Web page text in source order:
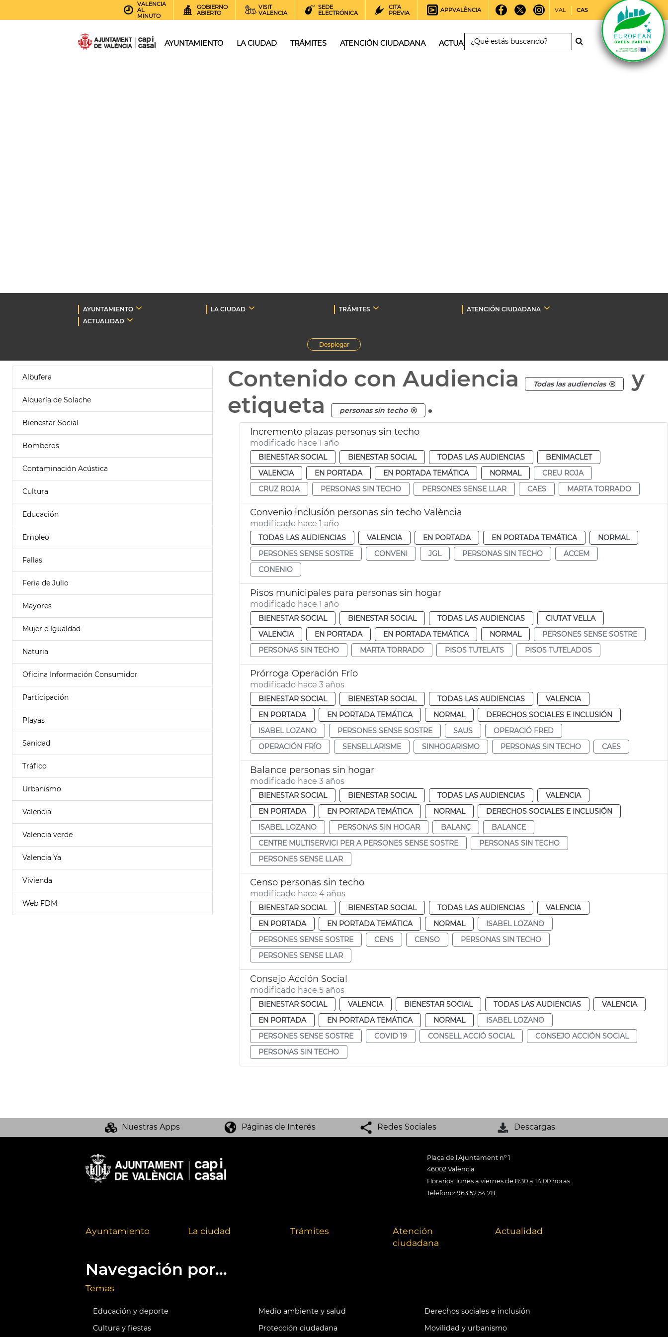
VALENCIA
AL
MINUTO
GOBIERNO
ABIERTO
VISIT
VALENCIA
SEDE
ELECTRÓNICA
CITA
PREVIA
APPVALÈNCIA VAL CAS
AYUNTAMIENTO LA CIUDAD TRÁMITES ATENCIÓN CIUDADANA ACTUALIDAD
AYUNTAMIENTO LA CIUDAD TRÁMITES
ATENCIÓN CIUDADANA
ACTUALIDAD
Desplegar
Albufera
Alquería de Solache
Bienestar Social
Bomberos
Contaminación Acústica
Cultura
Educación
Empleo
Fallas
Feria de Julio
Mayores
Mujer e Igualdad
Naturia
Oficina Información Consumidor
Participación
Playas
Sanidad
Tráfico
Urbanismo
Valencia
Valencia verde
Valencia Ya
Vivienda
Web FDM
Contenido con Audiencia Todas las audiencias
y
etiqueta
personas sin techo .
Incremento plazas personas sin techo
modificado hace 1 año
BIENESTAR SOCIAL BIENESTAR SOCIAL TODAS LAS AUDIENCIAS
BENIMACLET
VALENCIA
EN PORTADA EN PORTADA TEMÁTICA NORMAL
CREU ROJA
CRUZ ROJA
PERSONAS SIN TECHO PERSONES SENSE LLAR CAES MARTA TORRADO
Convenio inclusión personas sin techo València
modificado hace 1 año
TODAS LAS AUDIENCIAS VALENCIA EN PORTADA EN PORTADA TEMÁTICA
NORMAL
PERSONES SENSE SOSTRE
CONVENI JGL PERSONAS SIN TECHO
ACCEM
CONENIO
Pisos municipales para personas sin hogar
modificado hace 1 año
BIENESTAR SOCIAL BIENESTAR SOCIAL TODAS LAS AUDIENCIAS
CIUTAT VELLA
VALENCIA
EN PORTADA EN PORTADA TEMÁTICA NORMAL
PERSONES SENSE SOSTRE
PERSONAS SIN TECHO
MARTA TORRADO PISOS TUTELATS PISOS TUTELADOS
Prórroga Operación Frío
modificado hace 3 años
BIENESTAR SOCIAL BIENESTAR SOCIAL TODAS LAS AUDIENCIAS
VALENCIA
EN PORTADA
EN PORTADA TEMÁTICA NORMAL
DERECHOS SOCIALES E INCLUSIÓN
ISABEL LOZANO
PERSONES SENSE SOSTRE SAUS
OPERACIÓ FRED
OPERACIÓN FRÍO
SENSELLARISME SINHOGARISMO PERSONAS SIN TECHO CAES
Balance personas sin hogar
modificado hace 3 años
BIENESTAR SOCIAL BIENESTAR SOCIAL TODAS LAS AUDIENCIAS
VALENCIA
EN PORTADA
EN PORTADA TEMÁTICA NORMAL
DERECHOS SOCIALES E INCLUSIÓN
ISABEL LOZANO
PERSONAS SIN HOGAR BALANÇ
BALANCE
CENTRE MULTISERVICI PER A PERSONES SENSE SOSTRE
PERSONAS SIN TECHO
PERSONES SENSE LLAR
Censo personas sin techo
modificado hace 4 años
BIENESTAR SOCIAL BIENESTAR SOCIAL TODAS LAS AUDIENCIAS
VALENCIA
EN PORTADA
EN PORTADA TEMÁTICA NORMAL
ISABEL LOZANO
PERSONES SENSE SOSTRE
CENS CENSO
PERSONAS SIN TECHO
PERSONES SENSE LLAR
Consejo Acción Social
modificado hace 5 años
BIENESTAR SOCIAL VALENCIA BIENESTAR SOCIAL TODAS LAS AUDIENCIAS
VALENCIA
EN PORTADA
EN PORTADA TEMÁTICA NORMAL
ISABEL LOZANO
PERSONES SENSE SOSTRE
COVID 19 CONSELL ACCIÓ SOCIAL
CONSEJO ACCIÓN SOCIAL
PERSONAS SIN TECHO
Nuestras Apps Páginas de Interés Redes Sociales Descargas
Plaça de l'Ajuntament nº 1
46002 València
Horarios: lunes a viernes de 8:30 a 14:00 horas
Teléfono: 963 52 54 78
Ayuntamiento La ciudad Trámites
Atención
ciudadana
Actualidad
Navegación por...
Temas
Educación y deporte Medio ambiente y salud
Derechos sociales e inclusión
Cultura y fiestas
Protección ciudadana Movilidad y urbanismo